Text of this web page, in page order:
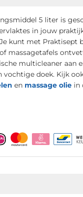
5 liter is
in jouw
kunt met Praktisept
massagetafels
multicleaner aan
vochtige doek. Kijk
en massage olie in